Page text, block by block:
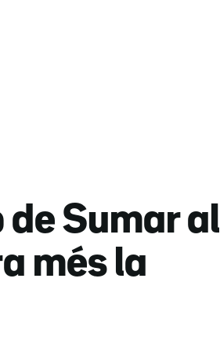
de Sumar al
més la